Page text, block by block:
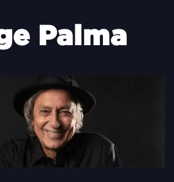
Palma